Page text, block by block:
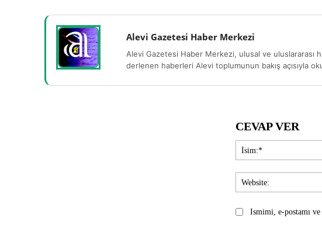
Alevi Gazetesi Haber Merkezi
Alevi Gazetesi Haber Merkezi, ulusal ve uluslararası
derlenen haberleri Alevi toplumunun bakış açısıyla
CEVAP VER
Ismimi, e-postamı